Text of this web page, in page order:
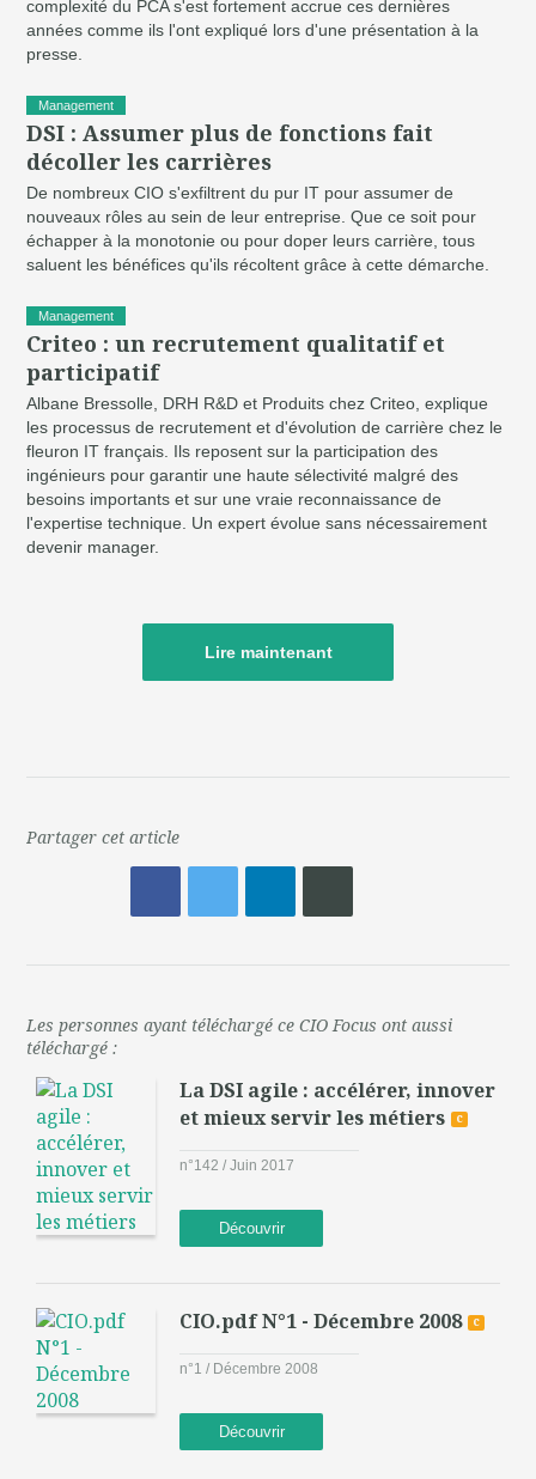
complexité du PCA s'est fortement accrue ces dernières
années comme ils l'ont expliqué lors d'une présentation à la
presse.
Management
DSI : Assumer plus de fonctions fait
décoller les carrières
De nombreux CIO s'exfiltrent du pur IT pour assumer de
nouveaux rôles au sein de leur entreprise. Que ce soit pour
échapper à la monotonie ou pour doper leurs carrière, tous
saluent les bénéfices qu'ils récoltent grâce à cette démarche.
Management
Criteo : un recrutement qualitatif et
participatif
Albane Bressolle, DRH R&D et Produits chez Criteo, explique
les processus de recrutement et d'évolution de carrière chez le
fleuron IT français. Ils reposent sur la participation des
ingénieurs pour garantir une haute sélectivité malgré des
besoins importants et sur une vraie reconnaissance de
l'expertise technique. Un expert évolue sans nécessairement
devenir manager.
Lire maintenant
Partager cet article
Les personnes ayant téléchargé ce CIO Focus ont aussi
téléchargé :
La DSI agile : accélérer, innover
et mieux servir les métiers
c
n°142 / Juin 2017
Découvrir
CIO.pdf N°1 - Décembre 2008 c
n°1 / Décembre 2008
Découvrir